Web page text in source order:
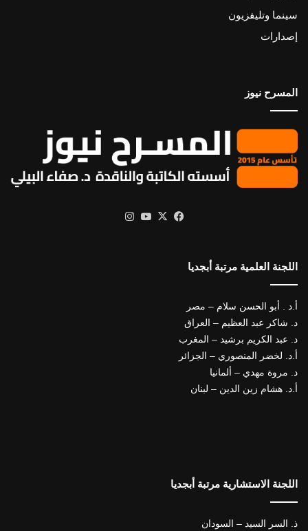
سينما وتليفزيون
إصدارات
المسرح نيوز
فيسبوك
X يوتيوب
اللجنة العلمية مرتبة أبجديا
أ.د . أبو الحسن سلام – مصر
د. شاكر عبد العظيم – العراق
د. عبد الكريم برشيد – المغرب
أ.د. لخضر المنصوري – الجزائر
د. مروة مهدي – ألمانيا
أ.د. هشام زين الدين – لبنان
اللجنة الاستشارية مرتبة أبجديا
ذ. السر السيد – السودان